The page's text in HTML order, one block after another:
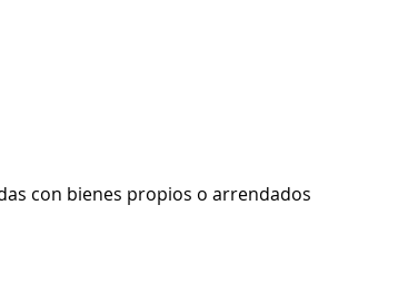
con bienes propios o arrendados